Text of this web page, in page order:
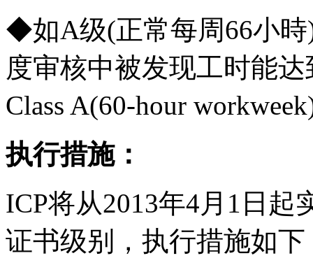
◆如A级(正常每周66小
度审核中被发现工时能
Class A(60-hour
执行措施：
ICP将从2013年4月1日起
证书级别，执行措施如下